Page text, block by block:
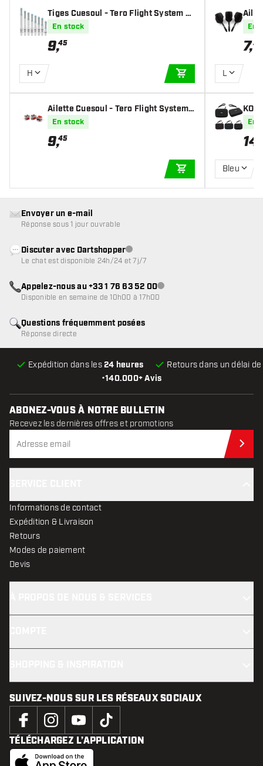
Tiges Cuesoul - Tero Flight System A
K7 - Ice Clear
En stock
9,45
H
AJOUTER AU
Ailette Cuesoul - Tero Flight System
AK4 - French Flag Standard
En stock
9,45
AJOUTER AU
En
7,35
L
En
14
Bleu
•140.000+ Avis
Expédition dans les24 heures Retours dans un délai de
Questions fréquemment posées
Réponse directe
Envoyer un e-mail
Réponse sous 1 jour ouvrable
Discuter avec DartshopperService client indisponible
Le chat est disponible 24h/24 et 7j/7
Appelez-nous au +33 1 76 63 52 00Service client indisponible
Disponible en semaine de 10h00 à 17h00
ABONEZ-VOUS À NOTRE BULLETIN
Recevez les dernières offres et promotions
Informations de contact
Expédition & Livraison
Retours
Modes de paiement
Devis
SUIVEZ-NOUS SUR LES RÉSEAUX SOCIAUX
TÉLÉCHARGEZ L’APPLICATION